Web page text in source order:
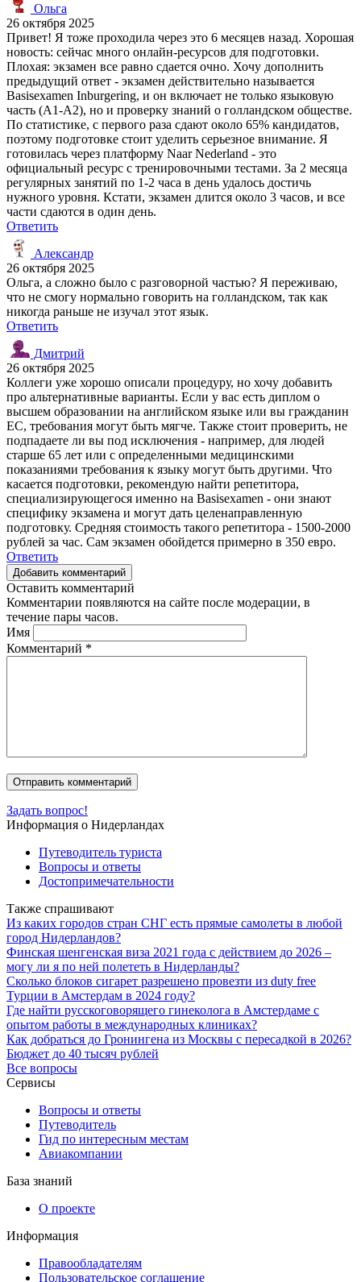
Ольга
26 октября 2025
Привет! Я тоже проходила через это 6 месяцев назад. Хорошая
новость: сейчас много онлайн-ресурсов для подготовки.
Плохая: экзамен все равно сдается очно. Хочу дополнить
предыдущий ответ - экзамен действительно называется
Basisexamen Inburgering, и он включает не только языковую
часть (A1-A2), но и проверку знаний о голландском обществе.
По статистике, с первого раза сдают около 65% кандидатов,
поэтому подготовке стоит уделить серьезное внимание. Я
готовилась через платформу Naar Nederland - это
официальный ресурс с тренировочными тестами. За 2 месяца
регулярных занятий по 1-2 часа в день удалось достичь
нужного уровня. Кстати, экзамен длится около 3 часов, и все
части сдаются в один день.
Ответить
Александр
26 октября 2025
Ольга, а сложно было с разговорной частью? Я переживаю,
что не смогу нормально говорить на голландском, так как
никогда раньше не изучал этот язык.
Ответить
Дмитрий
26 октября 2025
Коллеги уже хорошо описали процедуру, но хочу добавить
про альтернативные варианты. Если у вас есть диплом о
высшем образовании на английском языке или вы гражданин
ЕС, требования могут быть мягче. Также стоит проверить, не
подпадаете ли вы под исключения - например, для людей
старше 65 лет или с определенными медицинскими
показаниями требования к языку могут быть другими. Что
касается подготовки, рекомендую найти репетитора,
специализирующегося именно на Basisexamen - они знают
специфику экзамена и могут дать целенаправленную
подготовку. Средняя стоимость такого репетитора - 1500-2000
рублей за час. Сам экзамен обойдется примерно в 350 евро.
Ответить
Добавить комментарий
Оставить комментарий
Комментарии появляются на сайте после модерации, в
течение пары часов.
Имя
Комментарий *
Задать вопрос!
Информация о Нидерландах
Путеводитель туриста
Вопросы и ответы
Достопримечательности
Также спрашивают
Из каких городов стран СНГ есть прямые самолеты в любой
город Нидерландов?
Финская шенгенская виза 2021 года с действием до 2026 –
могу ли я по ней полететь в Нидерланды?
Сколько блоков сигарет разрешено провезти из duty free
Турции в Амстердам в 2024 году?
Где найти русскоговорящего гинеколога в Амстердаме с
опытом работы в международных клиниках?
Как добраться до Гронингена из Москвы с пересадкой в 2026?
Бюджет до 40 тысяч рублей
Все вопросы
Сервисы
Вопросы и ответы
Путеводитель
Гид по интересным местам
Авиакомпании
База знаний
О проекте
Информация
Правообладателям
Пользовательское соглашение